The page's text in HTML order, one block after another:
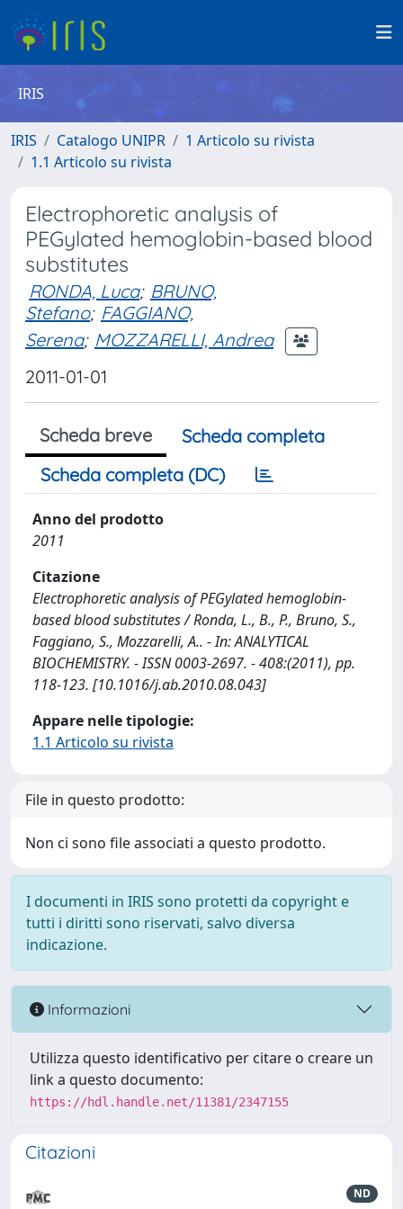
IRIS
IRIS Catalogo UNIPR
1 Articolo su rivista
1.1 Articolo su rivista
Electrophoretic analysis of
PEGylated hemoglobin-based blood
substitutes
RONDA, Luca; BRUNO,
Stefano; FAGGIANO,
Serena; MOZZARELLI, Andrea
2011-01-01
Scheda breve
Scheda completa
Scheda completa (DC)
Anno del prodotto
2011
Citazione
Electrophoretic analysis of PEGylated hemoglobin-
based blood substitutes / Ronda, L., B., P., Bruno, S.,
Faggiano, S., Mozzarelli, A.. - In: ANALYTICAL
BIOCHEMISTRY. - ISSN 0003-2697. - 408:(2011), pp.
118-123. [10.1016/j.ab.2010.08.043]
Appare nelle tipologie:
1.1 Articolo su rivista
File in questo prodotto:
Non ci sono file associati a questo prodotto.
I documenti in IRIS sono protetti da copyright e
tutti i diritti sono riservati, salvo diversa
indicazione.
Informazioni
Utilizza questo identificativo per citare o creare un
link a questo documento:
https://hdl.handle.net/11381/2347155
Citazioni
ND